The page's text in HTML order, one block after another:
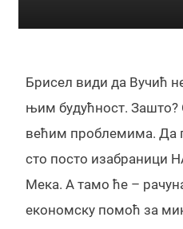
Брисел види да Вучић
њим будућност. Зашто?
већим проблемима. Да
сто посто изабраници
Мека. А тамо ће –
економску помоћ за